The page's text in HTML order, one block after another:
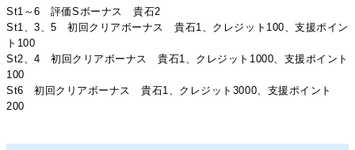
St1～6 評価Sボーナス 貴石2
St1、3、5 初回クリアボーナス 貴石1、クレジット100、支援ポイン
ト100
St2、4 初回クリアボーナス 貴石1、クレジット1000、支援ポイント
100
St6 初回クリアボーナス 貴石1、クレジット3000、支援ポイント
200